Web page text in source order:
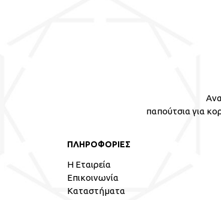
παπούτσια για
ΠΛΗΡΟΦΟΡΙΕΣ
Η Εταιρεία
Επικοινωνία
Καταστήματα